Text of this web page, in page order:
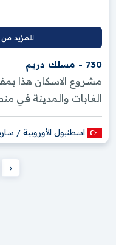
للمزيد
730 - مسلك دريم
مشروع الاسكان هذا
الغابات والمدينة في
اسطنبول الأوروبية /
‹